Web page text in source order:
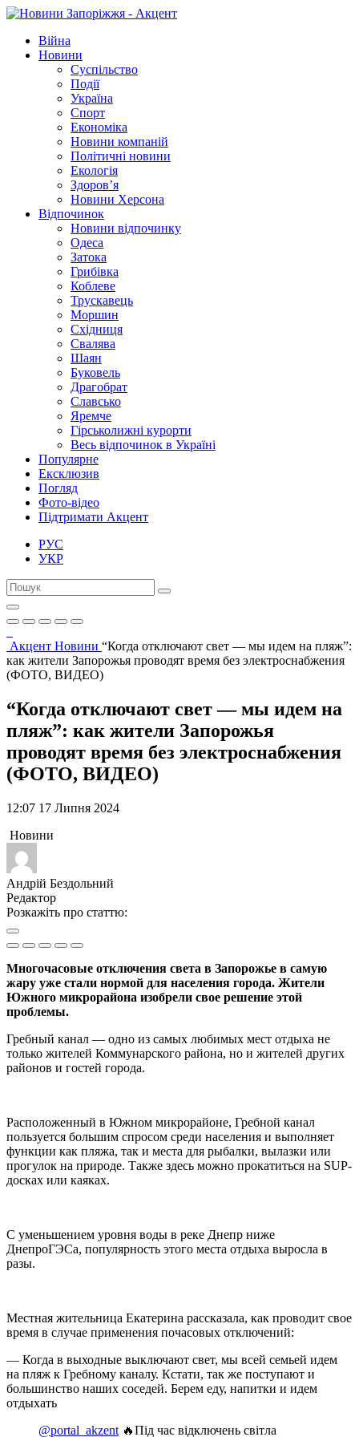
Війна
Новини
Суспільство
Події
Україна
Спорт
Економіка
Новини компаній
Політичні новини
Екологія
Здоров’я
Новини Херсона
Відпочинок
Новини відпочинку
Одеса
Затока
Грибівка
Коблеве
Трускавець
Моршин
Східниця
Свалява
Шаян
Буковель
Драгобрат
Славсько
Яремче
Гірськолижні курорти
Весь відпочинок в Україні
Популярне
Ексклюзив
Погляд
Фото-відео
Підтримати Акцент
РУС
УКР
Акцент Новини “Когда отключают свет — мы идем на пляж”:
как жители Запорожья проводят время без электроснабжения
(ФОТО, ВИДЕО)
“Когда отключают свет — мы идем на
пляж”: как жители Запорожья
проводят время без электроснабжения
(ФОТО, ВИДЕО)
12:07 17 Липня 2024
Новини
Андрій Бездольний
Редактор
Розкажіть про статтю:
Многочасовые отключения света в Запорожье в самую
жару уже стали нормой для населения города. Жители
Южного микрорайона изобрели свое решение этой
проблемы.
Гребный канал — одно из самых любимых мест отдыха не
только жителей Коммунарского района, но и жителей других
районов и гостей города.
Расположенный в Южном микрорайоне, Гребной канал
пользуется большим спросом среди населения и выполняет
функции как пляжа, так и места для рыбалки, вылазки или
прогулок на природе. Также здесь можно прокатиться на SUP-
досках или каяках.
С уменьшением уровня воды в реке Днепр ниже
ДнепроГЭСа, популярность этого места отдыха выросла в
разы.
Местная жительница Екатерина рассказала, как проводит свое
время в случае применения почасовых отключений:
— Когда в выходные выключают свет, мы всей семьей идем
на пляж к Гребному каналу. Кстати, так же поступают и
большинство наших соседей. Берем еду, напитки и идем
отдыхать
@portal_akzent 🔥Під час відключень світла